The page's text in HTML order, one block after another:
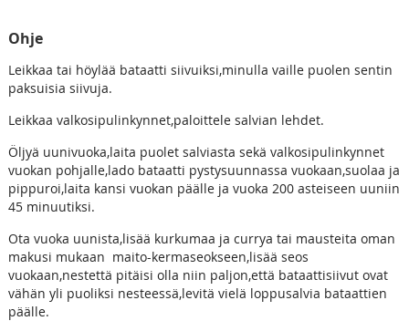
Ohje
Leikkaa tai höylää bataatti siivuiksi,minulla vaille puolen sentin
paksuisia siivuja.
Leikkaa valkosipulinkynnet,paloittele salvian lehdet.
Öljyä uunivuoka,laita puolet salviasta sekä valkosipulinkynnet
vuokan pohjalle,lado bataatti pystysuunnassa vuokaan,suolaa ja
pippuroi,laita kansi vuokan päälle ja vuoka 200 asteiseen uuniin
45 minuutiksi.
Ota vuoka uunista,lisää kurkumaa ja currya tai mausteita oman
makusi mukaan maito-kermaseokseen,lisää seos
vuokaan,nestettä pitäisi olla niin paljon,että bataattisiivut ovat
vähän yli puoliksi nesteessä,levitä vielä loppusalvia bataattien
päälle.